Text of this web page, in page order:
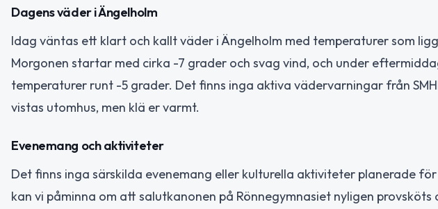
Dagens väder i Ängelholm
Idag väntas ett klart och kallt väder i Ängelholm med temperaturer som
Morgonen startar med cirka -7 grader och svag vind, och under
temperaturer runt -5 grader. Det finns inga aktiva vädervarningar från
vistas utomhus, men klä er varmt.
Evenemang och aktiviteter
Det finns inga särskilda evenemang eller kulturella aktiviteter planerade
kan vi påminna om att salutkanonen på Rönnegymnasiet nyligen